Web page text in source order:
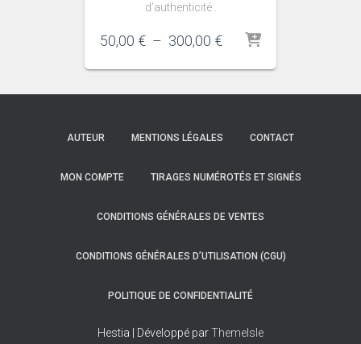
d’authenticité .
50,00 € – 300,00 €Plage
prix :
50,00 €
AUTEUR MENTIONS LÉGALES CONTACT
MON COMPTE TIRAGES NUMÉROTÉS ET SIGNÉS
CONDITIONS GÉNÉRALES DE VENTES
CONDITIONS GÉNÉRALES D’UTILISATION (CGU)
POLITIQUE DE CONFIDENTIALITÉ
Hestia | Développé parThemeIsle